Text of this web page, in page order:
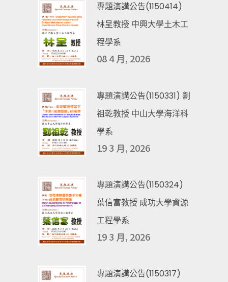
專題演講公告(1150414)
林呈教授 中興大學土木工
程學系
08 4 月, 2026
專題演講公告(1150331) 劉
祖乾教授 中山大學海洋科
學系
19 3 月, 2026
專題演講公告(1150324)
葉信富教授 成功大學資源
工程學系
19 3 月, 2026
專題演講公告(1150317)